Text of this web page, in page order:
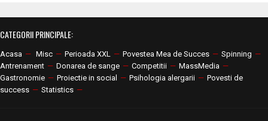
CATEGORII PRINCIPALE:
Acasa — Misc — Perioada XXL — Povestea Mea de Succes — Spinning —
Antrenament — Donarea de sange — Competitii — MassMedia —
Gastronomie — Proiectie in social — Psihologia alergarii — Povesti de
success — Statistics —